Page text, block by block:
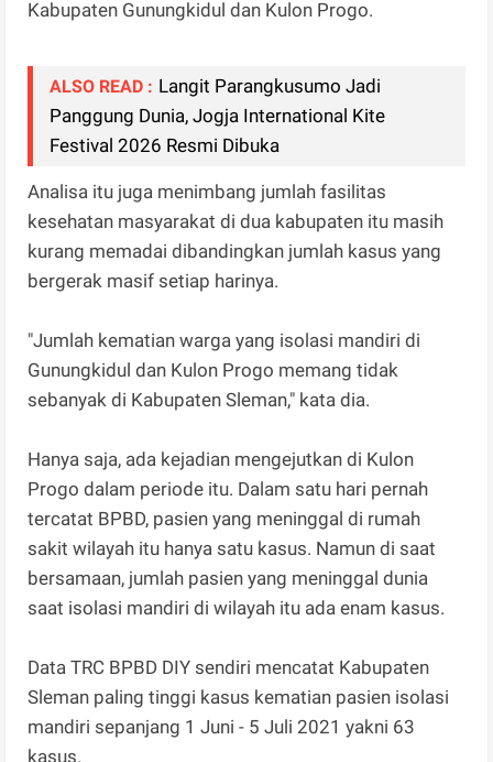
Kabupaten Gunungkidul dan Kulon Progo.
ALSO READ : Langit Parangkusumo Jadi
Panggung Dunia, Jogja International Kite
Festival 2026 Resmi Dibuka
Analisa itu juga menimbang jumlah fasilitas
kesehatan masyarakat di dua kabupaten itu masih
kurang memadai dibandingkan jumlah kasus yang
bergerak masif setiap harinya.
"Jumlah kematian warga yang isolasi mandiri di
Gunungkidul dan Kulon Progo memang tidak
sebanyak di Kabupaten Sleman," kata dia.
Hanya saja, ada kejadian mengejutkan di Kulon
Progo dalam periode itu. Dalam satu hari pernah
tercatat BPBD, pasien yang meninggal di rumah
sakit wilayah itu hanya satu kasus. Namun di saat
bersamaan, jumlah pasien yang meninggal dunia
saat isolasi mandiri di wilayah itu ada enam kasus.
Data TRC BPBD DIY sendiri mencatat Kabupaten
Sleman paling tinggi kasus kematian pasien isolasi
mandiri sepanjang 1 Juni - 5 Juli 2021 yakni 63
kasus.